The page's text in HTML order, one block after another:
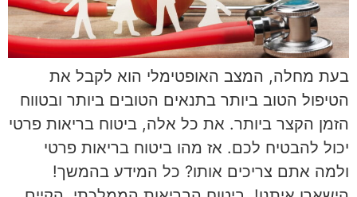
בעת מחלה, המצב האופטימלי הוא לקבל את
הטיפול הטוב ביותר בתנאים הטובים ביותר ובטווח
הזמן הקצר ביותר. את כל אלה, ביטוח בריאות פרטי
יכול להבטיח לכם. אז מהו ביטוח בריאות פרטי
ולמה אתם צריכים אותו? כל המידע בהמשך!